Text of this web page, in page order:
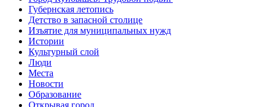
Губернская летопись
Детство в запасной столице
Изъятие для муниципальных нужд
Истории
Культурный слой
Люди
Места
Новости
Образование
Открывая город